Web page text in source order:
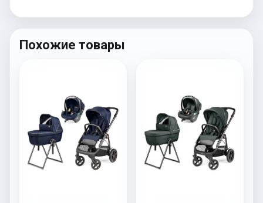
Похожие товары